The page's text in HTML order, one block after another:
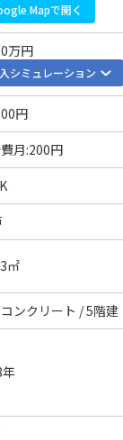
Mapで開く
万円
シミュレーション
円
月:200円
㎡
ンクリート / 5階建